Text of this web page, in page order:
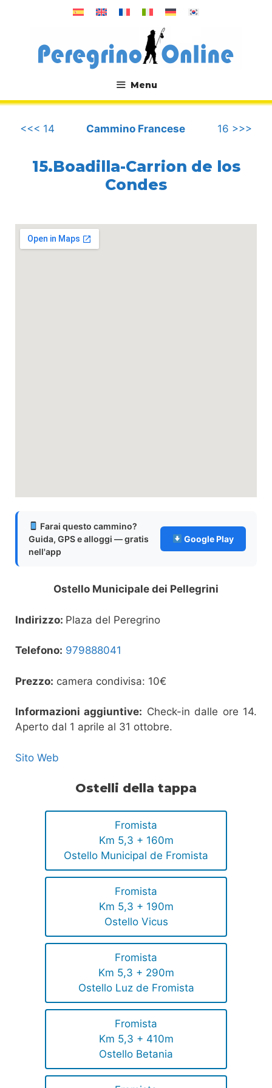
Menu
.
<<< 14
Cammino Francese 16 >>>
15.Boadilla-Carrion de los
Condes
Farai questo cammino?
Guida, GPS e alloggi — gratis
nell'app
Google Play
Ostello Municipale dei Pellegrini
Indirizzo: Plaza del Peregrino
Telefono: 979888041
Prezzo: camera condivisa: 10€
Informazioni aggiuntive: Check-in dalle ore 14.
Aperto dal 1 aprile al 31 ottobre.
Sito Web
Ostelli della tappa
Fromista
Km 5,3 + 160m
Ostello Municipal de Fromista
Fromista
Km 5,3 + 190m
Ostello Vicus
Fromista
Km 5,3 + 290m
Ostello Luz de Fromista
Fromista
Km 5,3 + 410m
Ostello Betania